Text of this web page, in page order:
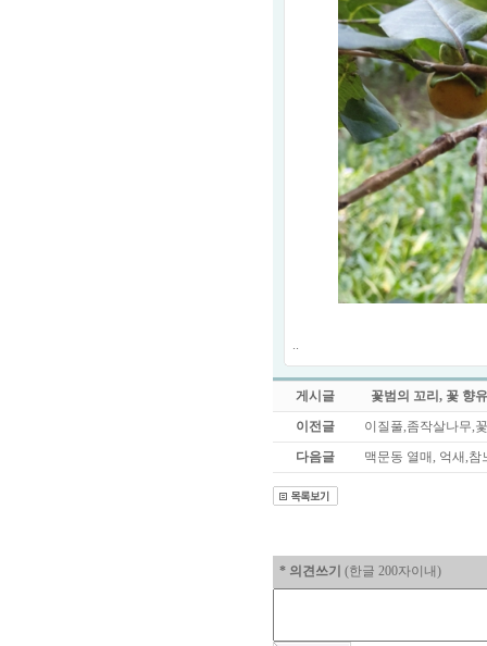
..
게시글
꽃범의 꼬리, 꽃 향
이전글
이질풀,좀작살나무,
다음글
맥문동 열매, 억새,참
* 의견쓰기 (한글 200자이내)